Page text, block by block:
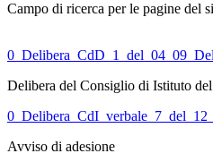
Campo di ricerca per le pagine del
Delibera del Consiglio di Istituto
Avviso di adesione